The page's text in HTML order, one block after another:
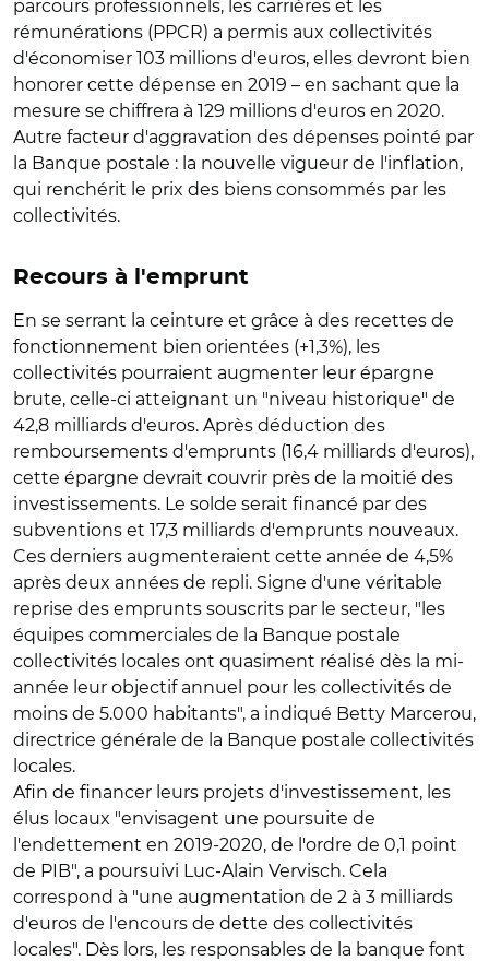
parcours professionnels, les carrières et les
rémunérations (PPCR) a permis aux collectivités
d'économiser 103 millions d'euros, elles devront bien
honorer cette dépense en 2019 – en sachant que la
mesure se chiffrera à 129 millions d'euros en 2020.
Autre facteur d'aggravation des dépenses pointé par
la Banque postale : la nouvelle vigueur de l'inflation,
qui renchérit le prix des biens consommés par les
collectivités.
Recours à l'emprunt
En se serrant la ceinture et grâce à des recettes de
fonctionnement bien orientées (+1,3%), les
collectivités pourraient augmenter leur épargne
brute, celle-ci atteignant un "niveau historique" de
42,8 milliards d'euros. Après déduction des
remboursements d'emprunts (16,4 milliards d'euros),
cette épargne devrait couvrir près de la moitié des
investissements. Le solde serait financé par des
subventions et 17,3 milliards d'emprunts nouveaux.
Ces derniers augmenteraient cette année de 4,5%
après deux années de repli. Signe d'une véritable
reprise des emprunts souscrits par le secteur, "les
équipes commerciales de la Banque postale
collectivités locales ont quasiment réalisé dès la mi-
année leur objectif annuel pour les collectivités de
moins de 5.000 habitants", a indiqué Betty Marcerou,
directrice générale de la Banque postale collectivités
locales.
Afin de financer leurs projets d'investissement, les
élus locaux "envisagent une poursuite de
l'endettement en 2019-2020, de l'ordre de 0,1 point
de PIB", a poursuivi Luc-Alain Vervisch. Cela
correspond à "une augmentation de 2 à 3 milliards
d'euros de l'encours de dette des collectivités
locales". Dès lors, les responsables de la banque font